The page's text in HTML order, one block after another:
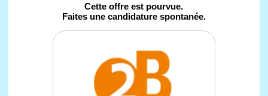
Cette offre est pourvue.
Faites une candidature spontanée.